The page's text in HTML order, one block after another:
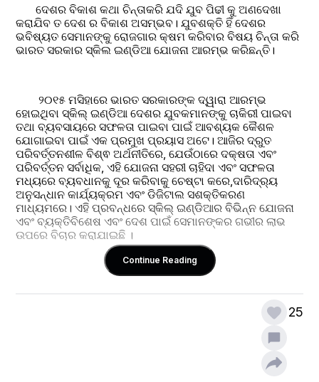
       ଦେଶର ବିକାଶ କଥା ଚିନ୍ତାକରି ଯଦି ଯୁବ ପିଢୀ କୁ ଅଣଦେଖା
କରାଯିବ ତ ଦେଶ ର ବିକାଶ ଅସମ୍ଭବ। ଯୁବଶକ୍ତି ହିଁ ଦେଶର
ଭବିଷ୍ୟତ ସେମାନଙ୍କୁ ରୋଜଗାର କ୍ଷମ କରିବାର ବିଷୟ ଚିନ୍ତା କରି
ଭାରତ ସରକାର ସ୍କିଲ ଇଣ୍ଡିଆ ଯୋଜନା ଆରମ୍ଭ କରିଛନ୍ତି।
        ୨୦୧୫ ମସିହାରେ ଭାରତ ସରକାରଙ୍କ ଦ୍ୱାରା ଆରମ୍ଭ
ହୋଇଥିବା ସ୍କିଲ୍ ଇଣ୍ଡିଆ ଦେଶର ଯୁବକମାନଙ୍କୁ ଚାକିରୀ ପାଇବା
ତଥା ବ୍ୟବସାୟରେ ସଫଳତା ପାଇବା ପାଇଁ ଆବଶ୍ୟକ କୈଶଳ
ଯୋଗାଇବା ପାଇଁ ଏକ ପ୍ରମୁଖ ପ୍ରୟାସ ଅଟେ। ଆଜିର ଦ୍ରୁତ
ପରିବର୍ତ୍ତନଶୀଳ ବିଶ୍ଵ ଅର୍ଥନୀତିରେ, ଯେଉଁଠାରେ ଦକ୍ଷତା ଏବଂ
ପରିବର୍ତ୍ତନ ସର୍ବାଧିକ, ଏହି ଯୋଜନା ସହରୀ ଚାହିଦା ଏବଂ ସଫଳତା
ମଧ୍ୟରେ ବ୍ୟବଧାନକୁ ଦୂର କରିବାକୁ ଚେଷ୍ଟା କରେ,ଦାରିଦ୍ର୍ୟ
ଅନୁସନ୍ଧାନ କାର୍ଯ୍ୟକ୍ରମ ଏବଂ ଡିଜିଟାଲ ସଶକ୍ତିକରଣ
ମାଧ୍ୟମରେ। ଏହି ପ୍ରବନ୍ଧରେ ସ୍କିଲ୍ ଇଣ୍ଡିଆର ବିଭିନ୍ନ ଯୋଜନା
ଏବଂ ବ୍ୟକ୍ତିବିଶେଷ ଏବଂ ଦେଶ ପାଇଁ ସେମାନଙ୍କର ଗଭୀର ଲାଭ
ଉପରେ ବିଚାର କରାଯାଇଛି ।
Continue Reading
25